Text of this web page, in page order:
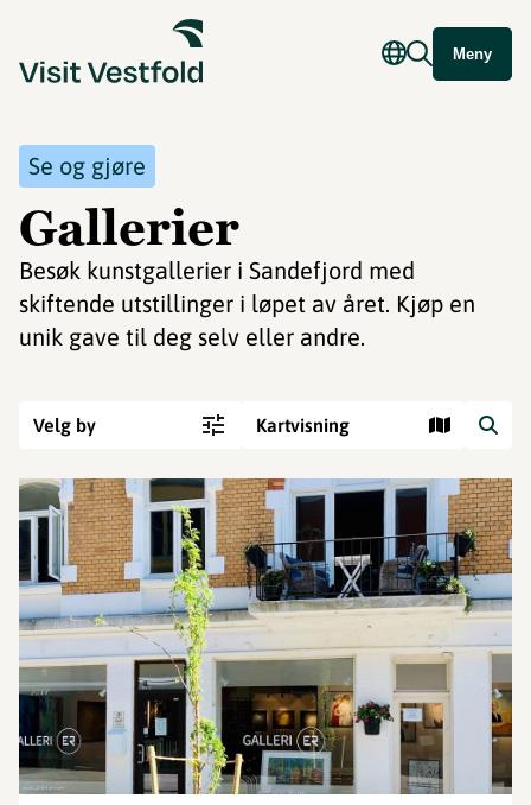
Meny
Se og gjøre
Gallerier
Besøk kunstgallerier i Sandefjord med
skiftende utstillinger i løpet av året. Kjøp en
unik gave til deg selv eller andre.
Velg by Kartvisning